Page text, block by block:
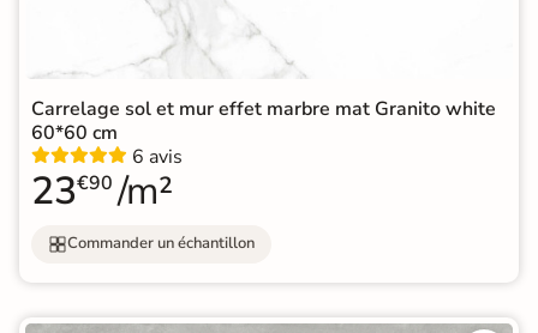
Carrelage sol et mur effet marbre mat Granito white
60*60 cm
6 avis
23€90 /m²
Commander un échantillon